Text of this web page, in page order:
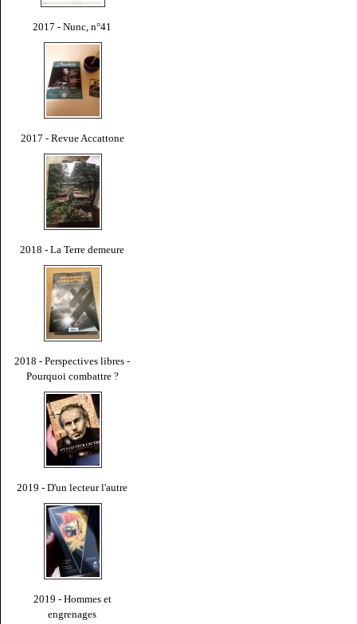
2017 - Nunc, n°41
2017 - Revue Accattone
2018 - La Terre demeure
2018 - Perspectives libres -
Pourquoi combattre ?
2019 - D'un lecteur l'autre
2019 - Hommes et
engrenages